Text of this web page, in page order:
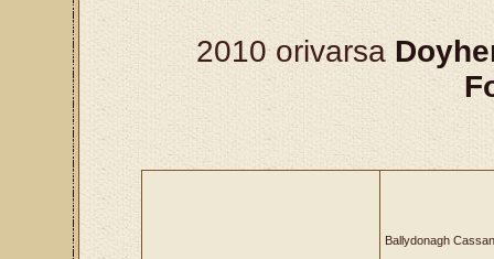
2010 orivarsa
Ballydonagh